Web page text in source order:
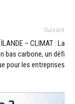
Suivant
– CLIMAT : La
bas carbone, un défi
pour les entreprises